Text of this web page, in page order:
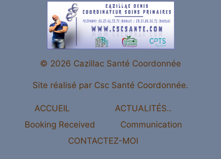
© 2026 Cazillac Santé Coordonnée
Site réalisé par Csc Santé Coordonnée.
ACCUEIL
ACTUALITÉS..
Booking Received
Communication
CONTACTEZ-MOI